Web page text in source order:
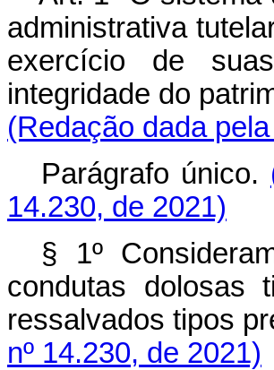
administrativa
exercício de
integridade do
(Redação dada
Parágrafo único.
14.230, de 2021)
§ 1º
condutas dolosas
ressalvados tipos
nº 14.230, de 2021)